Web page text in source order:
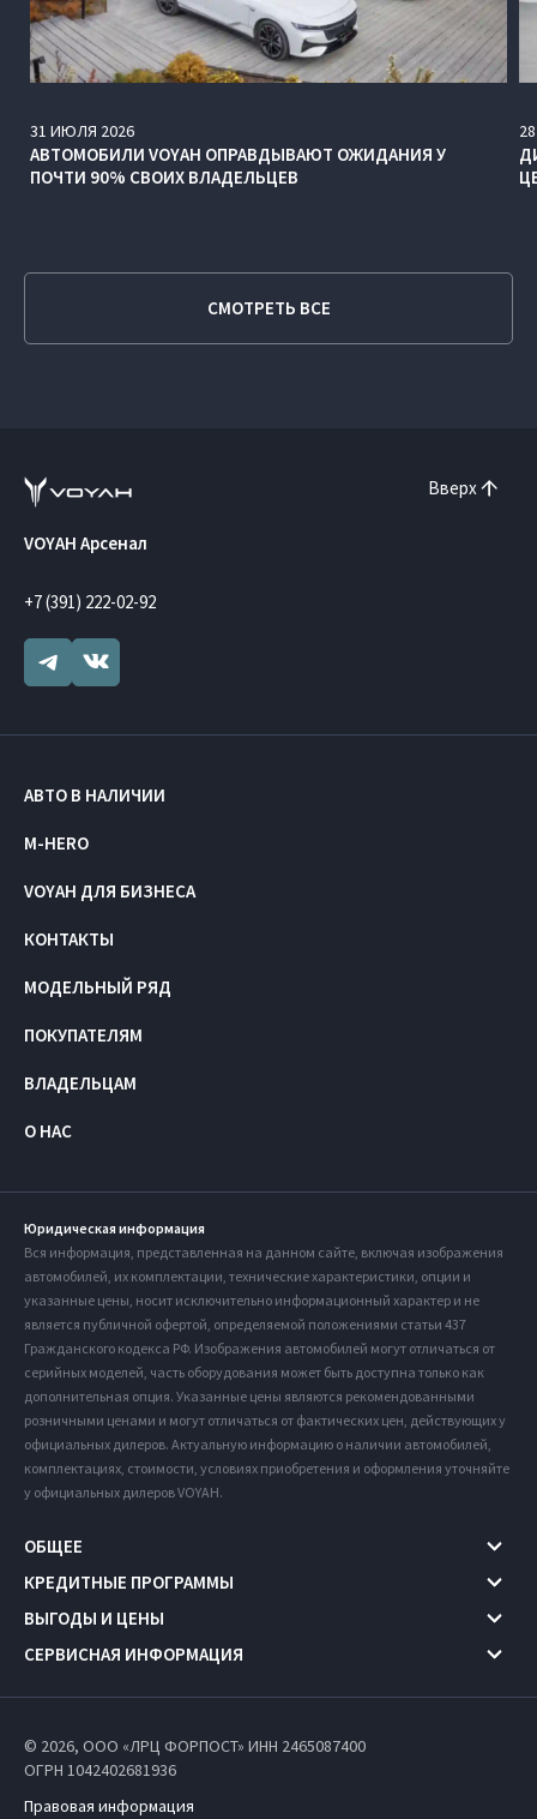
31 ИЮЛЯ 2026
АВТОМОБИЛИ VOYAH ОПРАВДЫВАЮТ ОЖИДАНИЯ У
ПОЧТИ 90% СВОИХ ВЛАДЕЛЬЦЕВ
28
СМОТРЕТЬ ВСЕ
Вверх
VOYAH Арсенал
+7 (391) 222-02-92
АВТО В НАЛИЧИИ
M-HERO
VOYAH ДЛЯ БИЗНЕСА
КОНТАКТЫ
МОДЕЛЬНЫЙ РЯД
ПОКУПАТЕЛЯМ
ВЛАДЕЛЬЦАМ
О НАС
Юридическая информация
Вся информация, представленная на данном сайте, включая изображения
автомобилей, их комплектации, технические характеристики, опции и
указанные цены, носит исключительно информационный характер и не
является публичной офертой, определяемой положениями статьи 437
Гражданского кодекса РФ. Изображения автомобилей могут отличаться от
серийных моделей, часть оборудования может быть доступна только как
дополнительная опция. Указанные цены являются рекомендованными
розничными ценами и могут отличаться от фактических цен, действующих у
официальных дилеров. Актуальную информацию о наличии автомобилей,
комплектациях, стоимости, условиях приобретения и оформления уточняйте
у официальных дилеров VOYAH.
ОБЩЕЕ
КРЕДИТНЫЕ ПРОГРАММЫ
ВЫГОДЫ И ЦЕНЫ
СЕРВИСНАЯ ИНФОРМАЦИЯ
© 2026, ООО «ЛРЦ ФОРПОСТ» ИНН 2465087400
ОГРН 1042402681936
Правовая информация